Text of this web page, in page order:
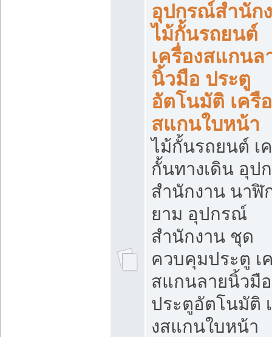
อุปกรณ์สำนัก
ไม้กั้นรถยนต์
เครื่องสแกนล
นิ้วมือ ประตู
อัตโนมัติ เครื
สแกนใบหน้า
ไม้กั้นรถยนต์ เ
กั้นทางเดิน อุป
สำนักงาน นาฬิ
ยาม อุปกรณ์
สำนักงาน ชุด
ควบคุมประตู เ
สแกนลายนิ้วมือ
ประตูอัตโนมัติ
งสแกนใบหน้า